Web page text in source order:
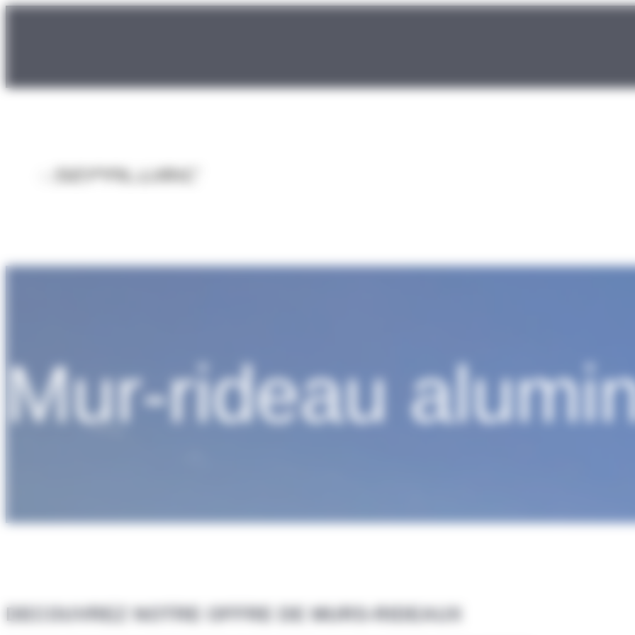
Mur-rideau
DECOUVREZ NOTRE OFFRE DE MURS-RIDEAUX
Panneau de gestion des cookies